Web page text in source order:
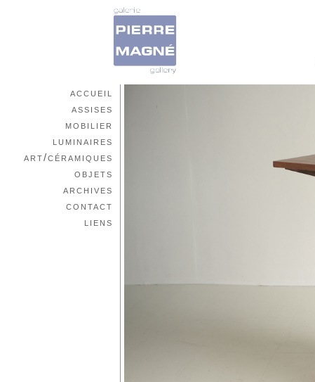
accueil
assises
mobilier
luminaires
art/céramiques
objets
archives
contact
liens